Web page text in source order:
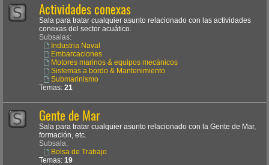
Actividades conexas
Sala para tratar cualquier asunto relacionado con las actividades
conexas del sector acuático.
Subsalas:
Industria Naval
Embarcaciones
Motores marinos & equipos mecánicos
Sistemas a bordo & Mantenimiento
Submarinismo
Temas: 21
Gente de Mar
Sala para tratar cualquier asunto relacionado con la Gente de Mar,
formación, etc.
Subsala:
Bolsa de Trabajo
Temas: 19